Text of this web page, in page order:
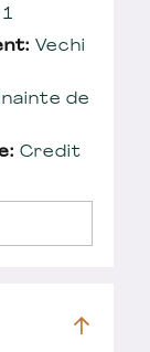
1
Vechi
Inainte de
Credit